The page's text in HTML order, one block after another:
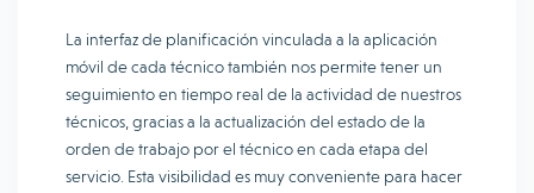
La interfaz de planificación vinculada a la aplicación
móvil de cada técnico también nos permite tener un
seguimiento en tiempo real de la actividad de nuestros
técnicos, gracias a la actualización del estado de la
orden de trabajo por el técnico en cada etapa del
servicio. Esta visibilidad es muy conveniente para hacer